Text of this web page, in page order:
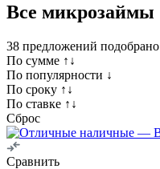
Все микрозаймы
38 предложений подобрано
По сумме ↑↓
По популярности ↓
По сроку ↑↓
По ставке ↑↓
Сброс
Сравнить